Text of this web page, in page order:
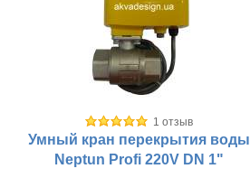
1 отзыв
Умный кран перекрытия воды
Neptun Profi 220V DN 1"